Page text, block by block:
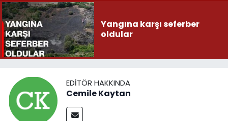
Yangına karşı seferber
oldular
EDITÖR HAKKINDA
Cemile Kaytan